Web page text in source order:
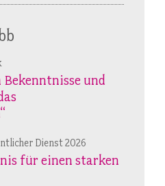
und
Dienst 2026
für einen starken